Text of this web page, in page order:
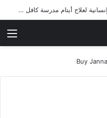
شرطة ميسان تلقي القبض على مطلقي العيارات النارية أثناء تشييع جنائزي في العمارة